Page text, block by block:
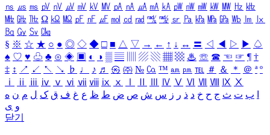
㎱ ㎲ ㎳ ㎴ ㎵ ㎶ ㎷ ㎸ ㎹ ㎀ ㎁ ㎂ ㎃ ㎄ ㎺ ㎻ ㎽ ㎾ ㎿ ㎐ ㎑
㎒ ㎓ ㎔ Ω ㏀ ㏁ ㎊ ㎋ ㎌ ㏖ ㏅ ㎭ ㎮ ㎯ ㏛ ㎩ ㎪ ㎫ ㎬ ㏝ ㏐
㏓
㏃ ㏉ ㏜ ㏆
§ ※ ☆ ★ ○ ● ◎ ◇ ◆ □ ■ △ ▽ → ← ↑ ↓ ↔ 〓 ◁ ◀ ▷ ▶ ♤
♠ ♡ ♥ ♧ ♣ ⊙ ◈ ▣ ◐ ◑ ▒ ▤ ▨ ▧ ▦ ▩ ♨ ☏ ☎ ☜ ☞ ¶ †
‡ ↕ ↗ ↙ ↖ ↘ ♭ ♩ ♪ ♬ ㉿ ㈜ № ㏇ ™ ㏂ ㏘ ℡ ＃ ＆ ＊ ＠ ª º
ⅰ
ⅱ ⅲ ⅳ ⅴ ⅵ ⅶ ⅷ ⅸ ⅹ Ⅳ Ⅴ Ⅵ Ⅶ Ⅷ Ⅸ Ⅹ
ب ت ث ج ح خ د ذ ر ز س ش ص ض ط ظ ع غ ف ق ک ل م ن ه
و ی
닫기